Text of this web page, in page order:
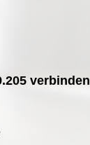
verbinden